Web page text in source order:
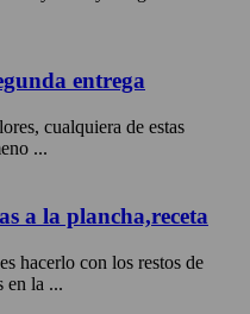
entrega
cualquiera de estas
...
a la plancha,receta
hacerlo con los restos de
en la ...